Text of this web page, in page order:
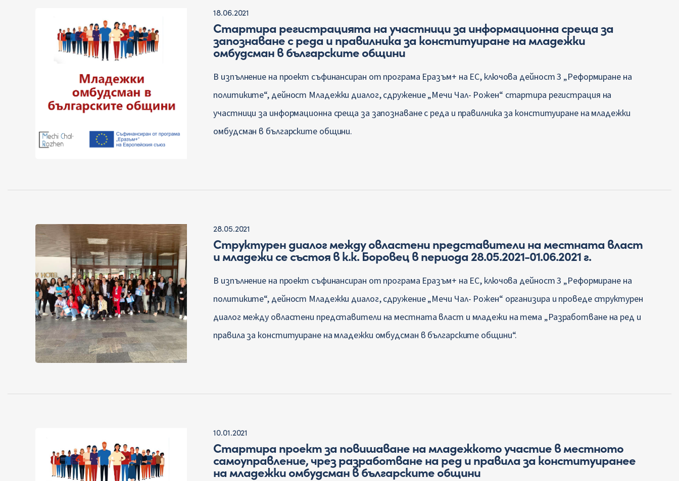
Стартира регистрацията на участници за информационна среща за
запознаване с реда и правилника за конституиране на младежки
омбудсман в българските общини
В изпълнение на проект съфинансиран от програма Еразъм+ на ЕС, ключова дейност 3 „Реформиране на
политиките“, дейност Младежки диалог, сдружение „Мечи Чал- Рожен“ стартира регистрация на
участници за информационна среща за запознаване с реда и правилника за конституиране на младежки
омбудсман в българските общини.
18.06.2021
Структурен диалог между овластени представители на местната власт
и младежи се състоя в к.к. Боровец в периода 28.05.2021-01.06.2021 г.
В изпълнение на проект съфинансиран от програма Еразъм+ на ЕС, ключова дейност 3 „Реформиране на
политиките“, дейност Младежки диалог, сдружение „Мечи Чал- Рожен“ организира и проведе структурен
диалог между овластени представители на местната власт и младежи на тема „Разработване на ред и
правила за конституиране на младежки омбудсман в българските общини“.
28.05.2021
Стартира проект за повишаване на младежкото участие в местното
самоуправление, чрез разработване на ред и правила за конституиранее
на младежки омбудсман в българските общини
10.01.2021